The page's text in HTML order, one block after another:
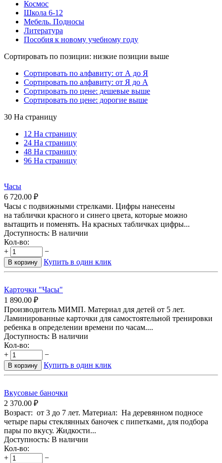
Космос
Школа 6-12
Мебель. Подносы
Литература
Пособия к новому учебному году
Сортировать по позиции: низкие позиции выше
Сортировать по алфавиту: от А до Я
Сортировать по алфавиту: от Я до А
Сортировать по цене: дешевые выше
Сортировать по цене: дорогие выше
30 На страницу
12 На страницу
24 На страницу
48 На страницу
96 На страницу
Часы
6 720.00 ₽
Часы с подвижными стрелками. Цифры нанесены
на таблички красного и синего цвета, которые можно
вытащить и поменять. На красных табличках цифры...
Доступность: В наличии
Кол-во:
+
−
В корзину Купить в один клик
Карточки "Часы"
1 890.00 ₽
Производитель МИМП. Материал для детей от 5 лет.
Ламинированные карточки для самостоятельной тренировки
ребенка в определении времени по часам....
Доступность: В наличии
Кол-во:
+
−
В корзину Купить в один клик
Вкусовые баночки
2 370.00 ₽
Возраст: от 3 до 7 лет. Материал: На деревянном подносе
четыре пары стеклянных баночек с пипетками, для подбора
пары по вкусу. Жидкости...
Доступность: В наличии
Кол-во:
+
−